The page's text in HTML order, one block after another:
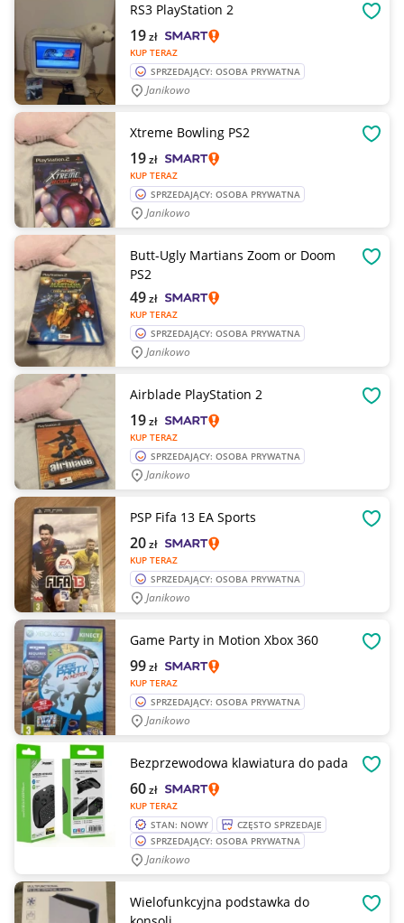
RS3 PlayStation 2
KUP TERAZ
19zł
SPRZEDAJĄCY: OSOBA PRYWATNA
Janikowo
Xtreme Bowling PS2
KUP TERAZ
19zł
SPRZEDAJĄCY: OSOBA PRYWATNA
Janikowo
Butt-Ugly Martians Zoom or Doom
PS2
KUP TERAZ
49zł
SPRZEDAJĄCY: OSOBA PRYWATNA
Janikowo
Airblade PlayStation 2
KUP TERAZ
19zł
SPRZEDAJĄCY: OSOBA PRYWATNA
Janikowo
PSP Fifa 13 EA Sports
KUP TERAZ
20zł
SPRZEDAJĄCY: OSOBA PRYWATNA
Janikowo
Game Party in Motion Xbox 360
KUP TERAZ
99zł
SPRZEDAJĄCY: OSOBA PRYWATNA
Janikowo
Bezprzewodowa klawiatura do pada
KUP TERAZ
60zł
STAN: NOWY
CZĘSTO SPRZEDAJE
SPRZEDAJĄCY: OSOBA PRYWATNA
Janikowo
Wielofunkcyjna podstawka do